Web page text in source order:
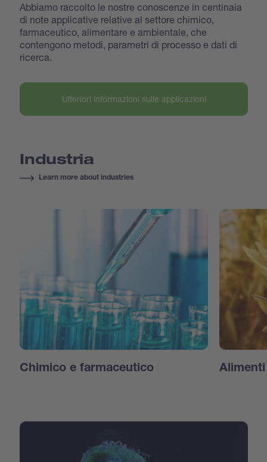
Abbiamo raccolto le nostre conoscenze in centinaia
di note applicative relative al settore chimico,
farmaceutico, alimentare e ambientale, che
contengono metodi, parametri di processo e dati di
ricerca.
Ulteriori informazioni sulle applicazioni
Industria
Learn more about industries
Chimico e farmaceutico